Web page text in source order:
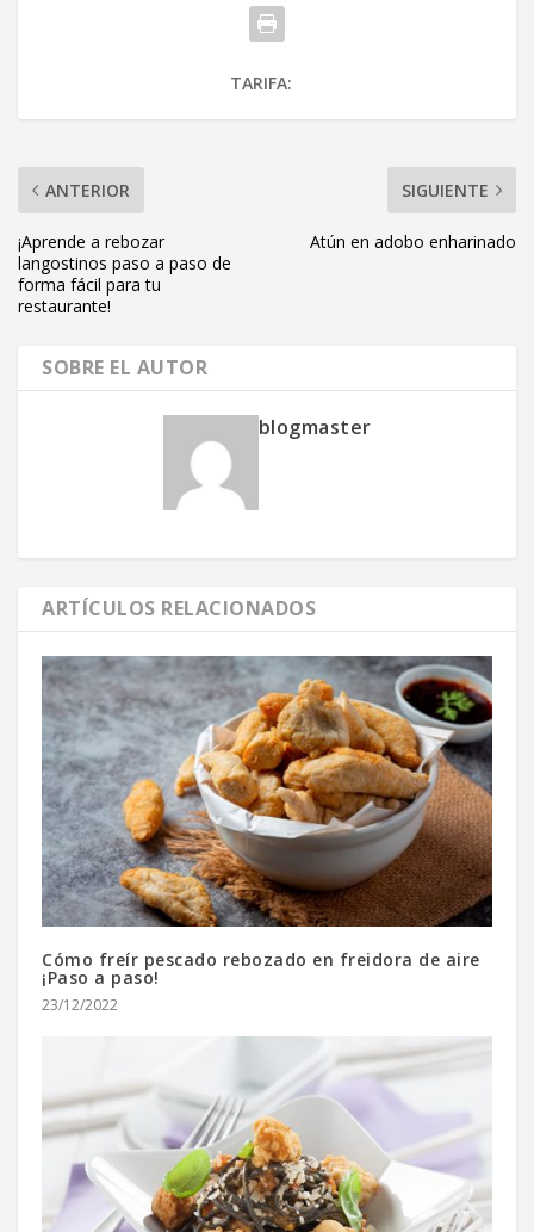
TARIFA:
ANTERIOR
¡Aprende a rebozar
langostinos paso a paso de
forma fácil para tu
restaurante!
SIGUIENTE
Atún en adobo enharinado
SOBRE EL AUTOR
blogmaster
ARTÍCULOS RELACIONADOS
Cómo freír pescado rebozado en freidora de aire
¡Paso a paso!
23/12/2022